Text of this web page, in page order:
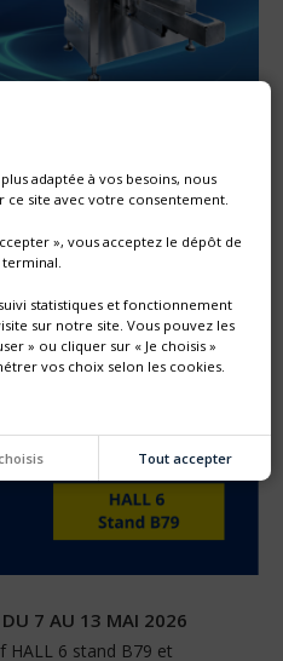
génération de machine
au remplissage et
DU 7 AU 13 MAI 2026
HALL 6 stand B79 et
adaptée à vos besoins, nous
ce site avec votre consentement.
», vous acceptez le dépôt de
statistiques et fonctionnement
sur notre site. Vous pouvez les
» ou cliquer sur « Je choisis »
vos choix selon les cookies.
Tout accepter